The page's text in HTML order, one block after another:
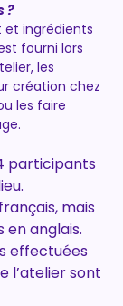
?
et ingrédients
fourni lors
les
création chez
les faire
participants
mais
anglais.
effectuées
l’atelier sont